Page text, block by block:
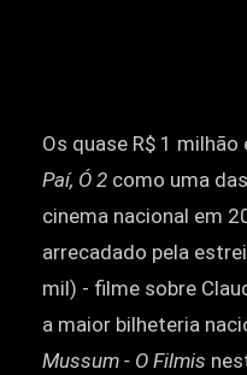
Os quase R$ 1
Paí, Ó 2 como uma
cinema nacional em
arrecadado pela
mil) - filme sobre
a maior bilheteria
Mussum - O Filmis